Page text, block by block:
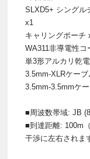
SLXD5+ シングル
x1
キャリングポーチ
WA311非導電性
単3形アルカリ乾
3.5mm-XLRケー
3.5mm-3.5mmケ
■周波数帯域: JB
■到達距離: 100m
干渉に左右されま